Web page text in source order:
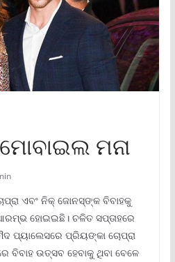
ମନା
ଏବଂ ନିକ୍ ଜୋନସ୍ଙ୍କ ବିବାହକୁ
ହୋଇଇଛି। ଚଳିତ ସପ୍ତାହରେ
ପ୍ୟାଲେସରେ ପ୍ରିୟଙ୍କା ଚୋପ୍ରା
ଉତ୍ସବ ହେବାକୁ ଥିବା ବେଳେ